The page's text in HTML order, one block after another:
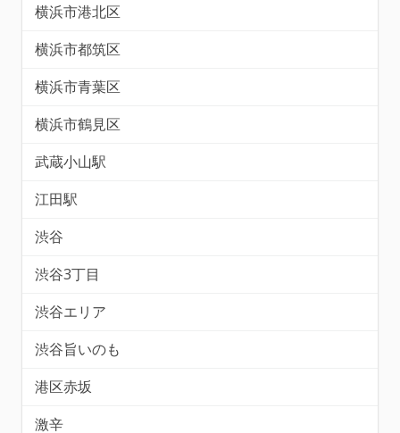
横浜市港北区
横浜市都筑区
横浜市青葉区
横浜市鶴見区
武蔵小山駅
江田駅
渋谷
渋谷3丁目
渋谷エリア
渋谷旨いのも
港区赤坂
激辛